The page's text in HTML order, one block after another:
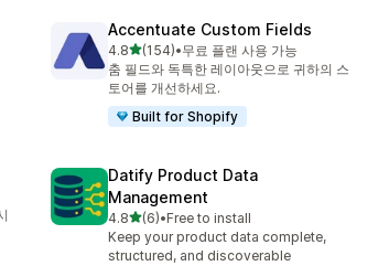
Accentuate Custom Fields
4.8별 5개 중
(154)
총 리뷰 154개
•무료 플랜 사용 가능
춤 필드와 독특한 레이아웃으로 귀하의 스
토어를 개선하세요.
Built for Shopify
Datify Product Data
Management
4.8별 5개 중
(6)
총 리뷰 6개
•Free to install
Keep your product data complete,
structured, and discoverable